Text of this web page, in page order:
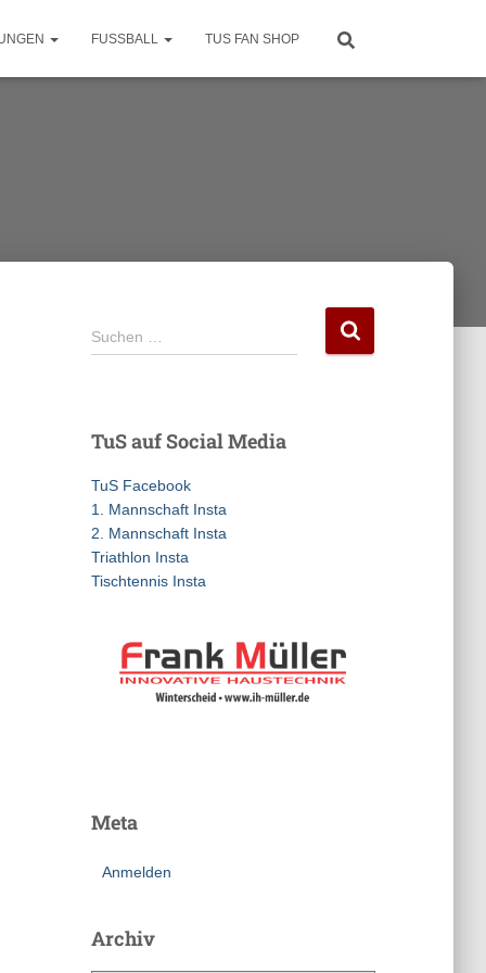
FUSSBALL TUS FAN SHOP
S
u
n
a
c
h
:
Suchen …
TuS auf Social Media
TuS Facebook
1. Mannschaft Insta
2. Mannschaft Insta
Triathlon Insta
Tischtennis Insta
Meta
Anmelden
Archiv